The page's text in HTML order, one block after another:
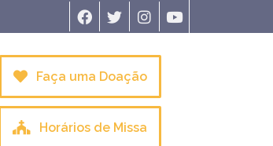
Faça uma Doação
Horários de Missa